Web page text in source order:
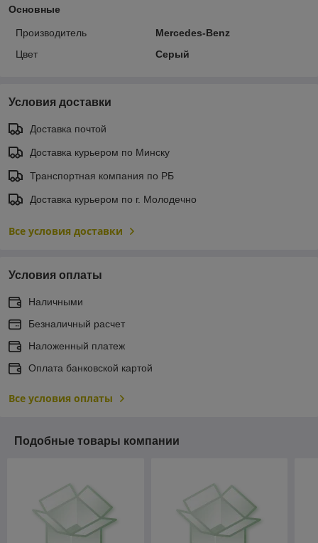
Основные
Производитель
Mercedes-Benz
Цвет
Серый
Условия доставки
Доставка почтой
Доставка курьером по Минску
Транспортная компания по РБ
Доставка курьером по г. Молодечно
Все условия доставки
Условия оплаты
Наличными
Безналичный расчет
Наложенный платеж
Оплата банковской картой
Все условия оплаты
Подобные товары компании